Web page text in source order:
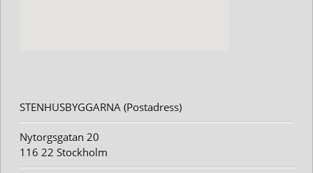
STENHUSBYGGARNA (Postadress)
Nytorgsgatan 20
116 22 Stockholm